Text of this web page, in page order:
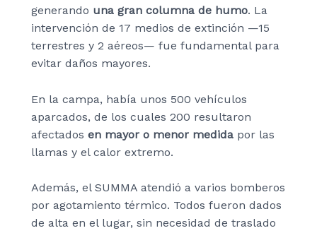
generando una gran columna de humo. La
intervención de 17 medios de extinción —15
terrestres y 2 aéreos— fue fundamental para
evitar daños mayores.
En la campa, había unos 500 vehículos
aparcados, de los cuales 200 resultaron
afectados en mayor o menor medida por las
llamas y el calor extremo.
Además, el SUMMA atendió a varios bomberos
por agotamiento térmico. Todos fueron dados
de alta en el lugar, sin necesidad de traslado